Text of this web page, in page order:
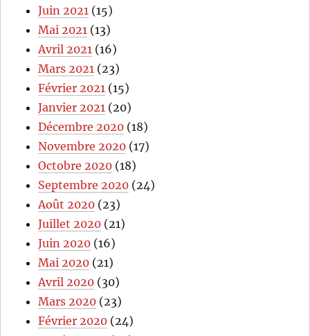
Juin 2021 (15)
Mai 2021 (13)
Avril 2021 (16)
Mars 2021 (23)
Février 2021 (15)
Janvier 2021 (20)
Décembre 2020 (18)
Novembre 2020 (17)
Octobre 2020 (18)
Septembre 2020 (24)
Août 2020 (23)
Juillet 2020 (21)
Juin 2020 (16)
Mai 2020 (21)
Avril 2020 (30)
Mars 2020 (23)
Février 2020 (24)